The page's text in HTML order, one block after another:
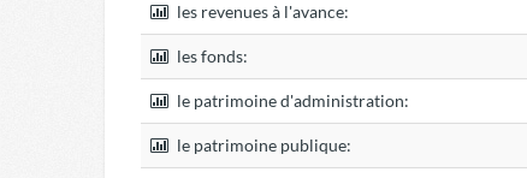
les revenues à l'avance:
les fonds:
le patrimoine d'administration:
le patrimoine publique: